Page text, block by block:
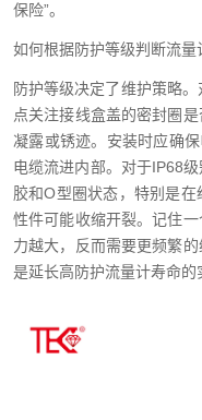
保险”。
如何根据防护等级判断流量
防护等级决定了维护策略
点关注接线盒盖的密封圈
凝露或锈迹。安装时应确
电缆流进内部。对于IP68
胶和O型圈状态，特别是
性件可能收缩开裂。记住
力越大，反而需要更频繁
是延长高防护流量计寿命的